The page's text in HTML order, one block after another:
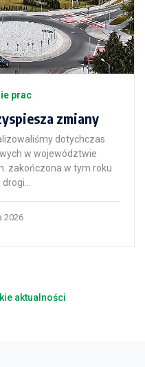
prac
zmiany
dotychczas
w województwie
zakończona w tym roku
2026
aktualności